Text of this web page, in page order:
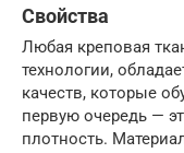
Свойства
Любая креповая
технологии,
качеств, которые
первую очередь —
плотность.